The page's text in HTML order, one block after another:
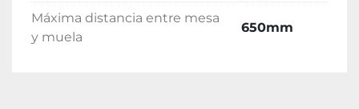
Máxima distancia entre mesa
y muela
650mm